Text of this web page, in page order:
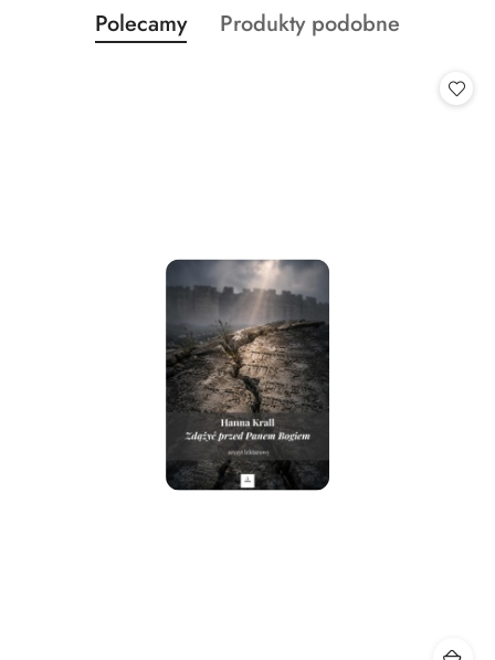
Pomiń karuzelę produktów
Produkty
o
Polecamy
Produkty
Produkty podobne